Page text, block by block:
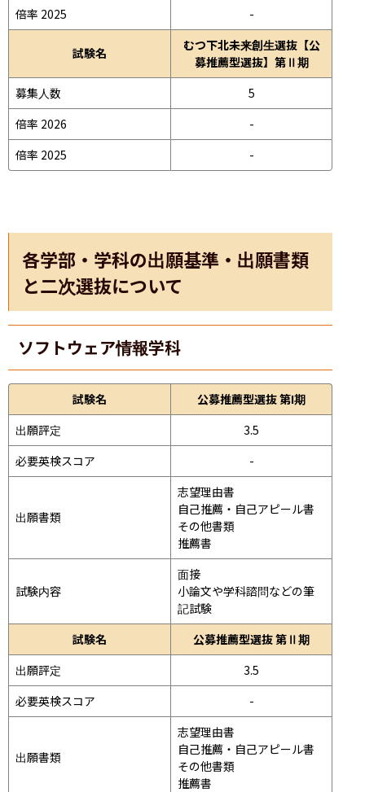
倍率 2025 -
試験名
むつ下北未来創生選抜【公
募推薦型選抜】第Ⅱ期
募集人数
5
倍率 2026
-
倍率 2025
-
各学部・学科の出願基準・出願書類
と二次選抜について
ソフトウェア情報学科
試験名
公募推薦型選抜 第I期
出願評定
3.5
必要英検スコア
-
出願書類
志望理由書
自己推薦・自己アピール書
その他書類
推薦書
試験内容
面接
小論文や学科諮問などの筆
記試験
試験名
公募推薦型選抜 第Ⅱ期
出願評定
3.5
必要英検スコア
-
出願書類
志望理由書
自己推薦・自己アピール書
その他書類
推薦書